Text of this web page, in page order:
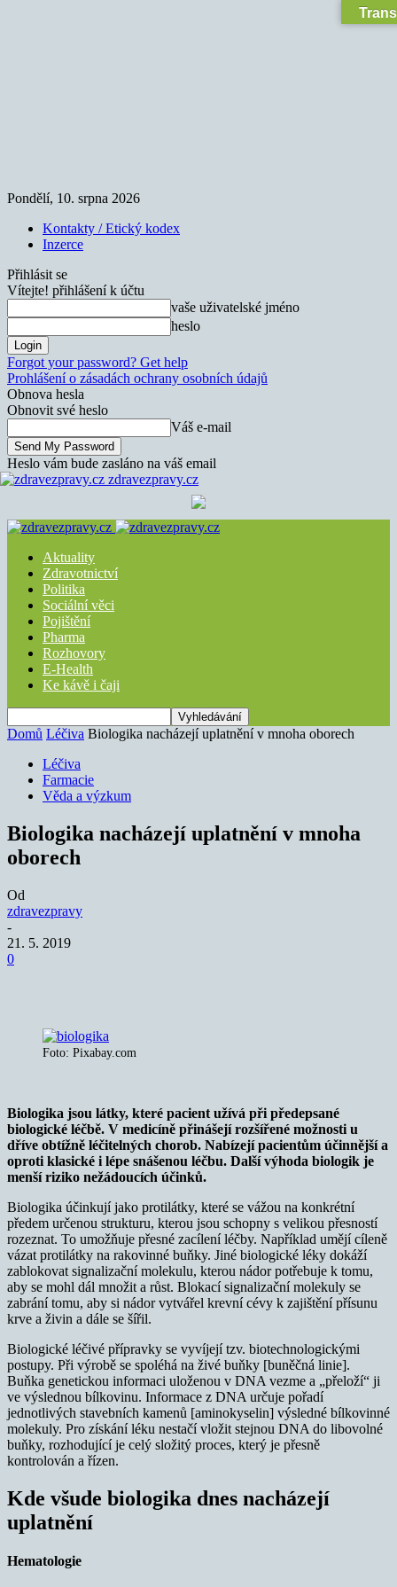
Pondělí, 10. srpna 2026
Kontakty / Etický kodex
Inzerce
Přihlásit se
Vítejte! přihlášení k účtu
vaše uživatelské jméno
heslo
Forgot your password? Get help
Prohlášení o zásadách ochrany osobních údajů
Obnova hesla
Obnovit své heslo
Váš e-mail
Heslo vám bude zasláno na váš email
zdravezpravy.cz
Aktuality
Zdravotnictví
Politika
Sociální věci
Pojištění
Pharma
Rozhovory
E-Health
Ke kávě i čaji
Domů Léčiva Biologika nacházejí uplatnění v mnoha oborech
Léčiva
Farmacie
Věda a výzkum
Biologika nacházejí uplatnění v mnoha
oborech
Od
zdravezpravy
-
21. 5. 2019
0
Foto: Pixabay.com
Biologika jsou látky, které pacient užívá při předepsané
biologické léčbě. V medicíně přinášejí rozšířené možnosti u
dříve obtížně léčitelných chorob. Nabízejí pacientům účinnější a
oproti klasické i lépe snášenou léčbu. Další výhoda biologik je
menší riziko nežádoucích účinků.
Biologika účinkují jako protilátky, které se vážou na konkrétní
předem určenou strukturu, kterou jsou schopny s velikou přesností
rozeznat. To umožňuje přesné zacílení léčby. Například umějí cíleně
vázat protilátky na rakovinné buňky. Jiné biologické léky dokáží
zablokovat signalizační molekulu, kterou nádor potřebuje k tomu,
aby se mohl dál množit a růst. Blokací signalizační molekuly se
zabrání tomu, aby si nádor vytvářel krevní cévy k zajištění přísunu
krve a živin a dále se šířil.
Biologické léčivé přípravky se vyvíjejí tzv. biotechnologickými
postupy. Při výrobě se spoléhá na živé buňky [buněčná linie].
Buňka genetickou informaci uloženou v DNA vezme a „přeloží“ ji
ve výslednou bílkovinu. Informace z DNA určuje pořadí
jednotlivých stavebních kamenů [aminokyselin] výsledné bílkovinné
molekuly. Pro získání léku nestačí vložit stejnou DNA do libovolné
buňky, rozhodující je celý složitý proces, který je přesně
kontrolován a řízen.
Kde všude biologika dnes nacházejí
uplatnění
Hematologie